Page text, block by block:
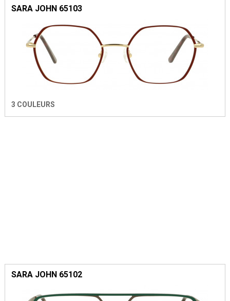
SARA JOHN 65103
3 COULEURS
SARA JOHN 65102